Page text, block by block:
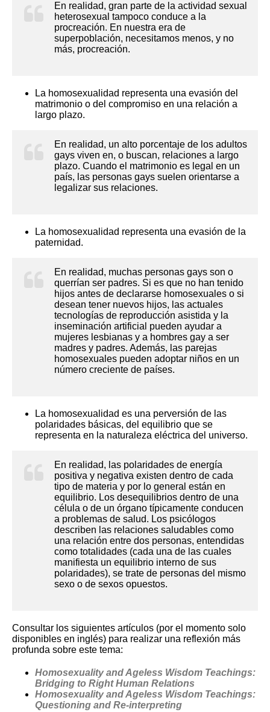
En realidad, gran parte de la actividad sexual
heterosexual tampoco conduce a la
procreación. En nuestra era de
superpoblación, necesitamos menos, y no
más, procreación.
La homosexualidad representa una evasión del
matrimonio o del compromiso en una relación a
largo plazo.
En realidad, un alto porcentaje de los adultos
gays viven en, o buscan, relaciones a largo
plazo. Cuando el matrimonio es legal en un
país, las personas gays suelen orientarse a
legalizar sus relaciones.
La homosexualidad representa una evasión de la
paternidad.
En realidad, muchas personas gays son o
querrían ser padres. Si es que no han tenido
hijos antes de declararse homosexuales o si
desean tener nuevos hijos, las actuales
tecnologías de reproducción asistida y la
inseminación artificial pueden ayudar a
mujeres lesbianas y a hombres gay a ser
madres y padres. Además, las parejas
homosexuales pueden adoptar niños en un
número creciente de países.
La homosexualidad es una perversión de las
polaridades básicas, del equilibrio que se
representa en la naturaleza eléctrica del universo.
En realidad, las polaridades de energía
positiva y negativa existen dentro de cada
tipo de materia y por lo general están en
equilibrio. Los desequilibrios dentro de una
célula o de un órgano típicamente conducen
a problemas de salud. Los psicólogos
describen las relaciones saludables como
una relación entre dos personas, entendidas
como totalidades (cada una de las cuales
manifiesta un equilibrio interno de sus
polaridades), se trate de personas del mismo
sexo o de sexos opuestos.
Consultar los siguientes artículos (por el momento solo
disponibles en inglés) para realizar una reflexión más
profunda sobre este tema:
Homosexuality and Ageless Wisdom Teachings:
Bridging to Right Human Relations
Homosexuality and Ageless Wisdom Teachings:
Questioning and Re-interpreting